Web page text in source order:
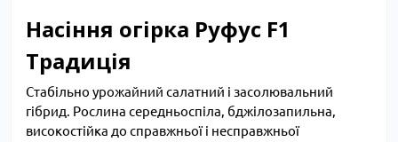
Насіння огірка Руфус F1
Традиція
Стабільно урожайний салатний і засолювальний
гібрид. Рослина середньоспіла, бджілозапильна,
високостійка до справжньої і несправжньої